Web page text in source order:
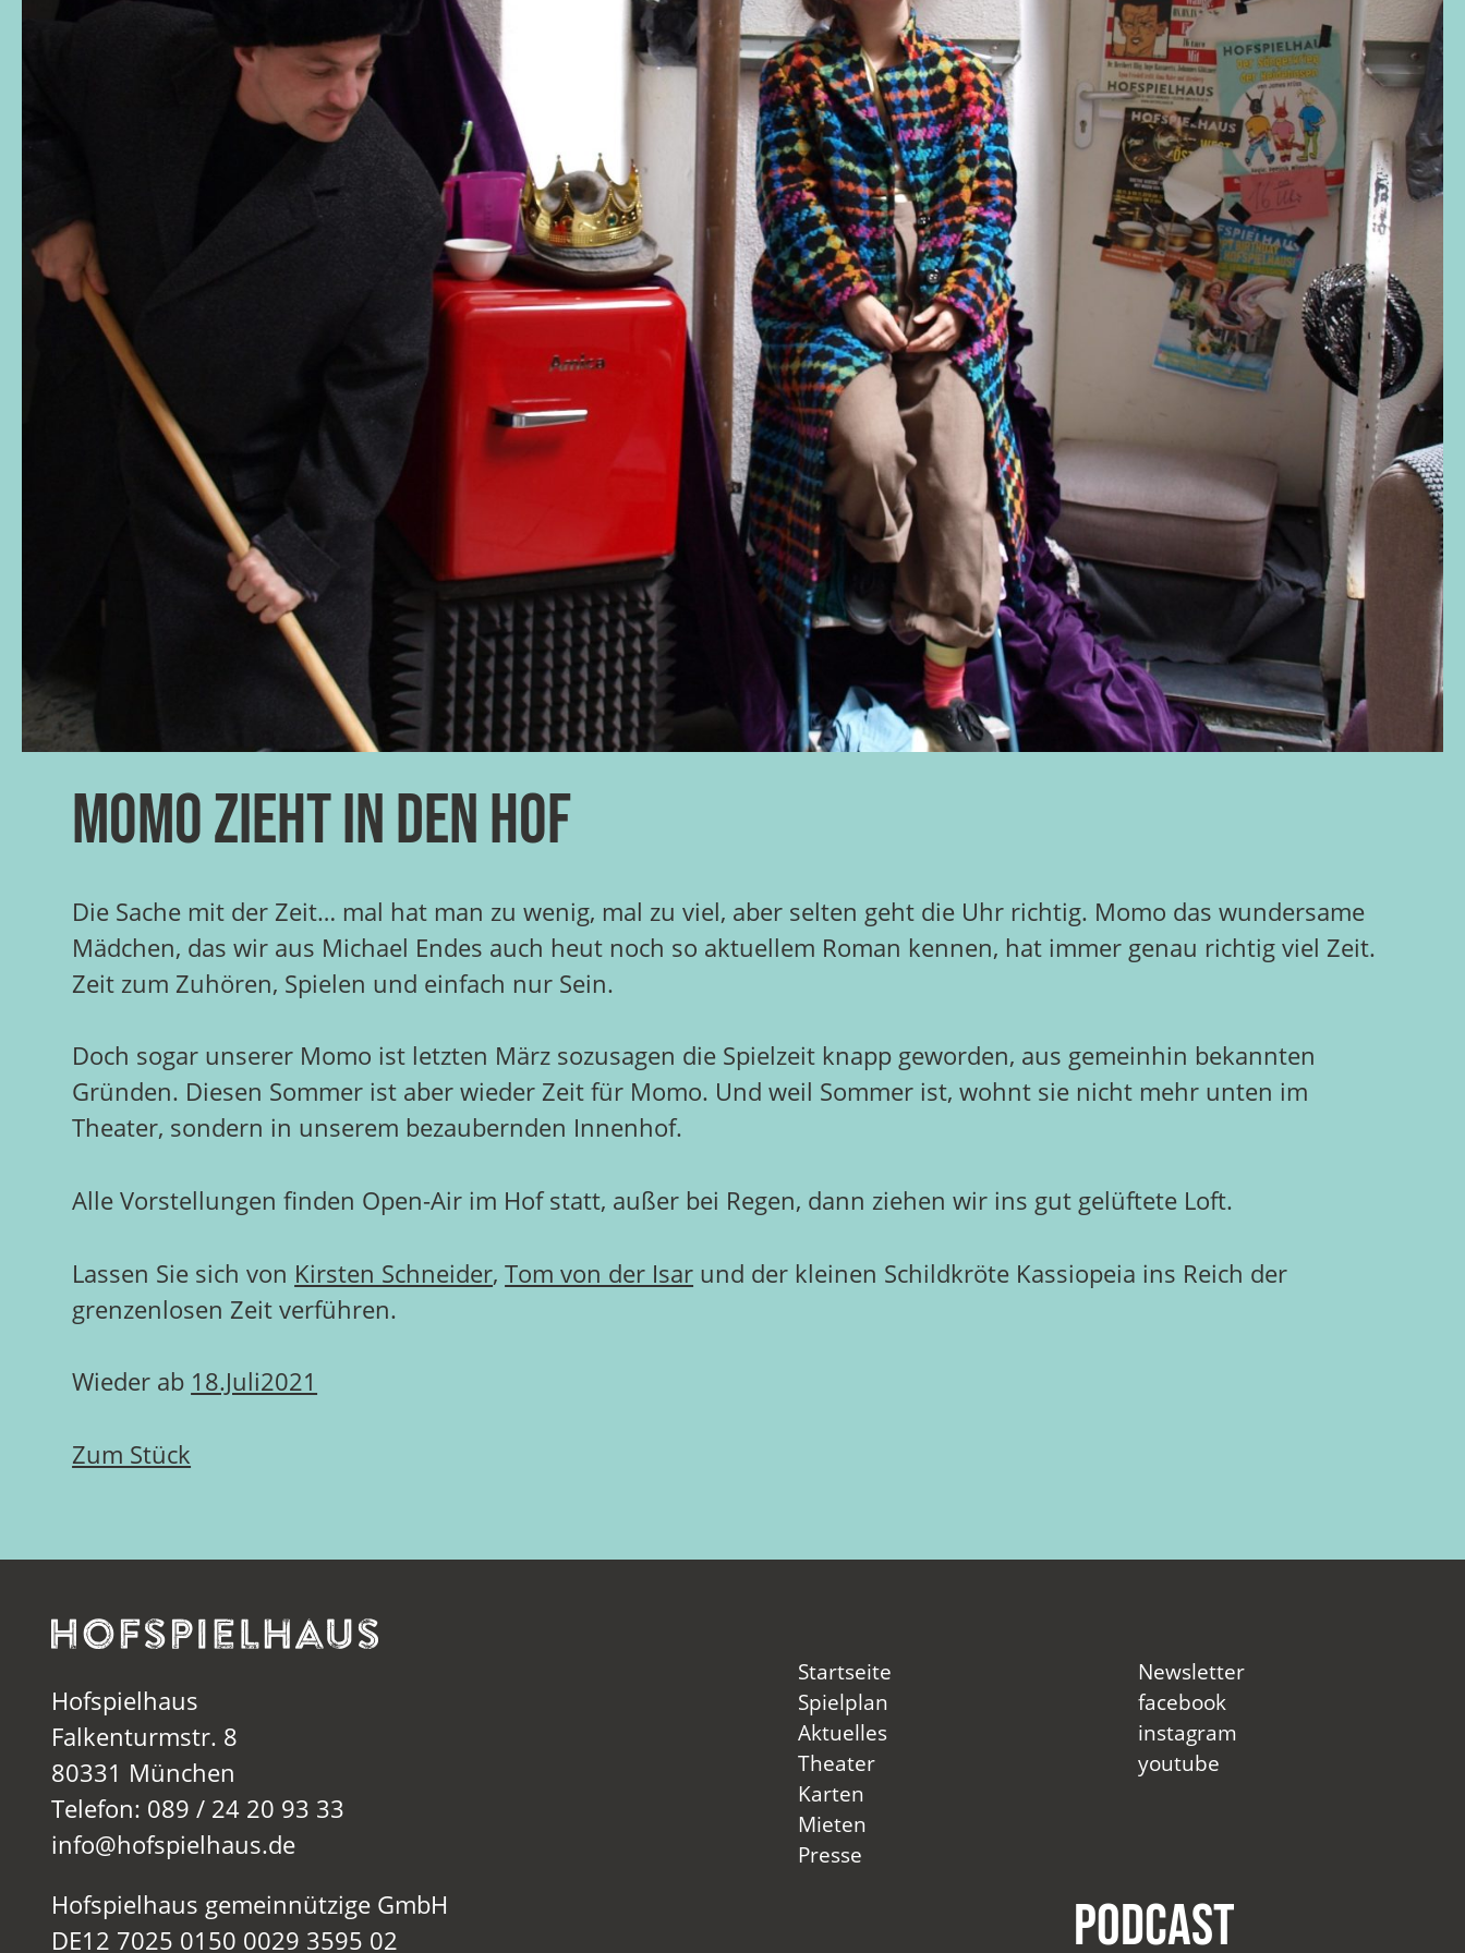
Momo zieht in den Hof
Die Sache mit der Zeit… mal hat man zu wenig, mal zu viel, aber selten geht die Uhr richtig. Momo das wundersame
Mädchen, das wir aus Michael Endes auch heut noch so aktuellem Roman kennen, hat immer genau richtig viel Zeit.
Zeit zum Zuhören, Spielen und einfach nur Sein.
Doch sogar unserer Momo ist letzten März sozusagen die Spielzeit knapp geworden, aus gemeinhin bekannten
Gründen. Diesen Sommer ist aber wieder Zeit für Momo. Und weil Sommer ist, wohnt sie nicht mehr unten im
Theater, sondern in unserem bezaubernden Innenhof.
Alle Vorstellungen finden Open-Air im Hof statt, außer bei Regen, dann ziehen wir ins gut gelüftete Loft.
Lassen Sie sich von Kirsten Schneider,Tom von der Isar und der kleinen Schildkröte Kassiopeia ins Reich der
grenzenlosen Zeit verführen.
Wieder ab 18.Juli2021
Zum Stück
Hofspielhaus
Falkenturmstr. 8
80331 München
Telefon: 089 / 24 20 93 33
info@hofspielhaus.de
Hofspielhaus gemeinnützige GmbH
DE12 7025 0150 0029 3595 02
Startseite
Spielplan
Aktuelles
Theater
Karten
Mieten
Presse
Newsletter
facebook
instagram
youtube
Podcast